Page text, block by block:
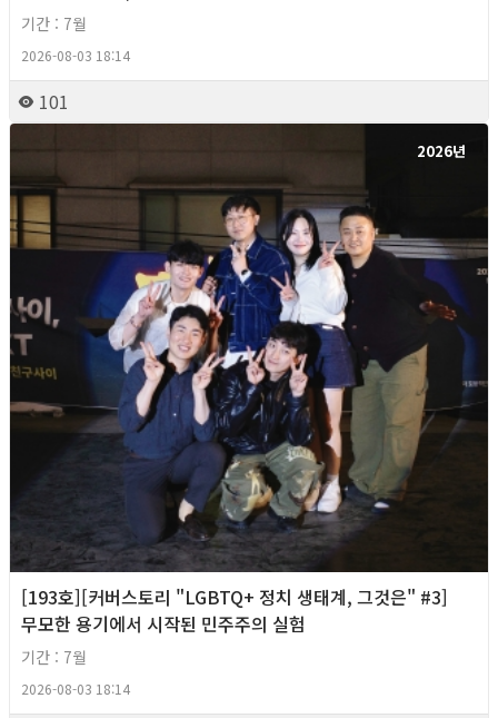
기간 : 7월
2026-08-03 18:14
101
2026년
[193호][커버스토리 "LGBTQ+ 정치 생태계, 그것은" #3]
무모한 용기에서 시작된 민주주의 실험
기간 : 7월
2026-08-03 18:14